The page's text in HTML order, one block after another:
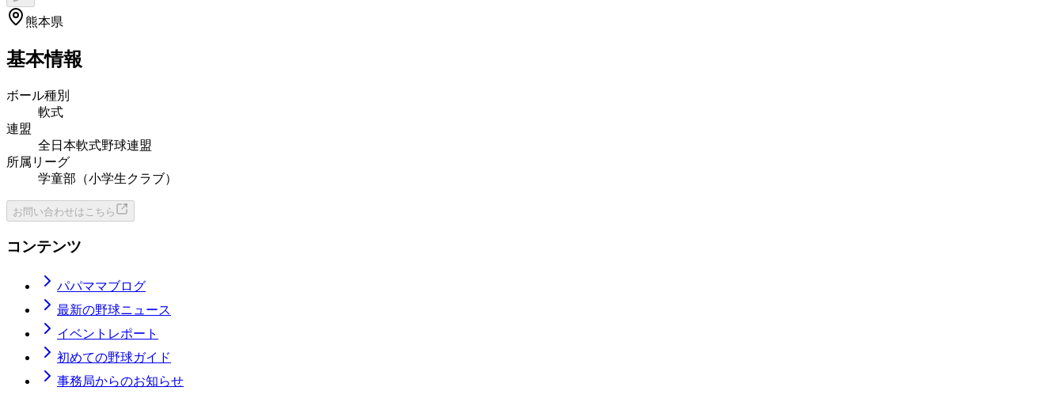
熊本県
基本情報
ボール種別
軟式
連盟
全日本軟式野球連盟
所属リーグ
学童部（小学生クラブ）
お問い合わせはこちら
コンテンツ
パパママブログ
最新の野球ニュース
イベントレポート
初めての野球ガイド
事務局からのお知らせ